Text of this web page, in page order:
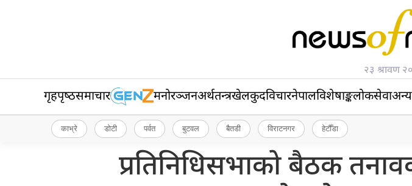
२३ श्रावण
गृहपृष्‍ठसमाचार मनोरञ्जनअर्थतन्त्रखेलकुदविचारनेपालविशेषाङ्कलोकसेवाअन्य
काभ्रे डोटी पर्वत बुटवल बैतडी विराटनगर हेटौँडा
प्रतिनिधिसभाको बैठक